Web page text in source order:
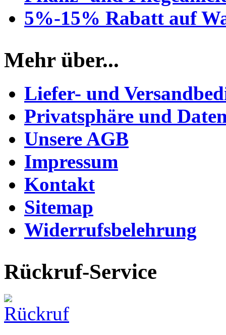
5%-15% Rabatt auf
Mehr über...
Liefer- und
Privatsphäre und
Unsere AGB
Impressum
Kontakt
Sitemap
Widerrufsbelehrung
Rückruf-Service